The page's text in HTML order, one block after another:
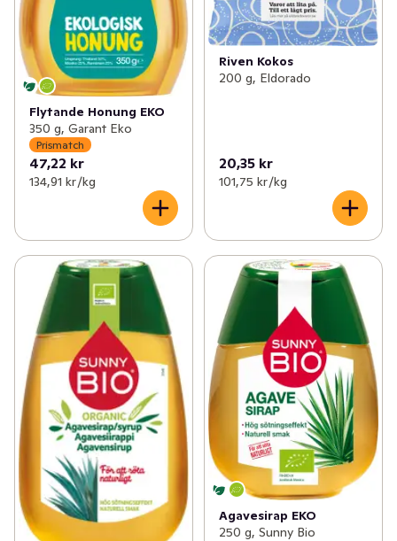
Flytande Honung EKO
350 g, Garant Eko
Prismatch
47,22 kr
134,91 kr /kg
Riven Kokos
200 g, Eldorado
20,35 kr
101,75 kr /kg
Agavesirap EKO
250 g, Sunny Bio